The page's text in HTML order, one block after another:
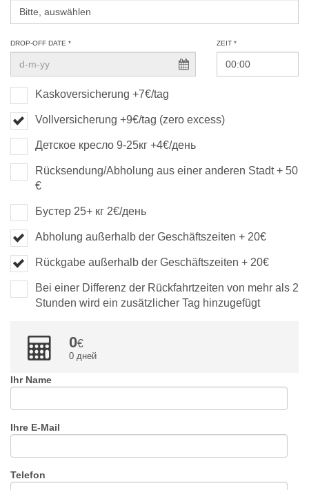
DROP-OFF DATE * ZEIT *
Kaskoversicherung +7€/tag
Vollversicherung +9€/tag (zero excess)
Детское кресло 9-25кг +4€/день
Rücksendung/Abholung aus einer anderen Stadt + 50
€
Бустер 25+ кг 2€/день
Abholung außerhalb der Geschäftszeiten + 20€
Rückgabe außerhalb der Geschäftszeiten + 20€
Bei einer Differenz der Rückfahrtzeiten von mehr als 2
Stunden wird ein zusätzlicher Tag hinzugefügt
0
0 дней
Ihr Name
Ihre E-Mail
Telefon